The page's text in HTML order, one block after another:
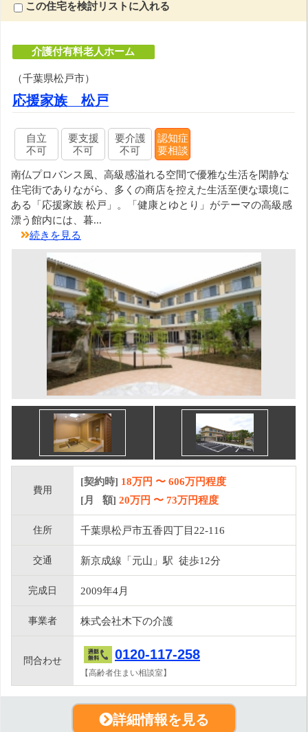
この住宅を検討リストに入れる
介護付有料老人ホーム
（千葉県松戸市）
応援家族 松戸
自立
不可
要支援
不可
要介護
不可
認知症
要相談
南仏プロバンス風、高級感溢れる空間で優雅な生活を閑静な
住宅街でありながら、多くの商店を控えた生活至便な環境に
ある「応援家族 松戸」。「健康とゆとり」がテーマの高級感
漂う館内には、暮...
続きを見る
費用
[契約時] 18万円 〜 606万円程度
[月 額] 20万円 〜 73万円程度
住所 千葉県松戸市五香四丁目22-116
交通 新京成線「元山」駅 徒歩12分
完成日 2009年4月
事業者 株式会社木下の介護
問合わせ 0120-117-258
【高齢者住まい相談室】
詳細情報を見る